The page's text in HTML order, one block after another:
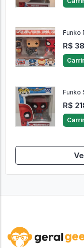
Funko
R$
Funko
R$